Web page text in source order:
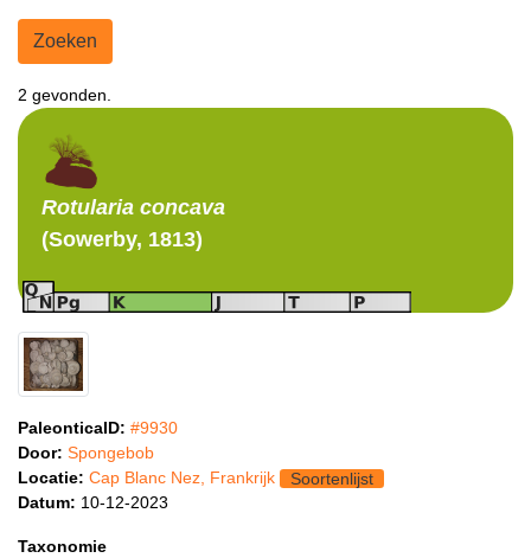
Zoeken
2 gevonden.
Rotularia concava
(Sowerby, 1813)
PaleonticaID: #9930
Door: Spongebob
Locatie: Cap Blanc Nez, Frankrijk
Soortenlijst
Datum: 10-12-2023
Taxonomie